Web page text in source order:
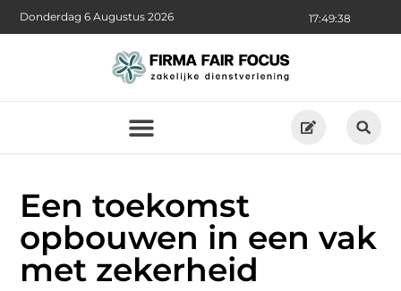
17:49:40
Donderdag 6 Augustus 2026
Een toekomst
opbouwen in een vak
met zekerheid